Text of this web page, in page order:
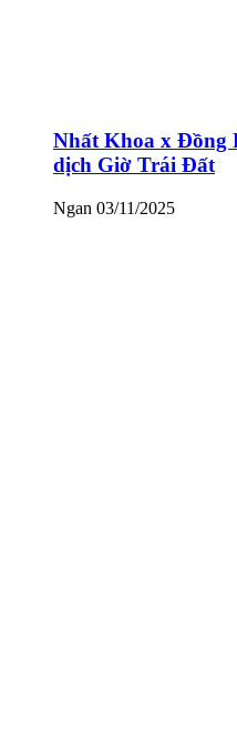
Nhất Khoa x Đồng
dịch Giờ Trái Đất
Ngan 03/11/2025